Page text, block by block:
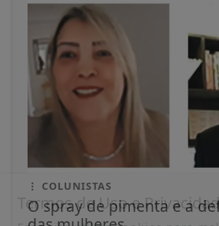
COLUNISTAS
O spray de pimenta e a
Termos de Uso e